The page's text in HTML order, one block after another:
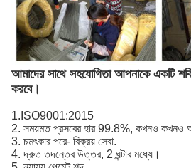
আমাদের সাথে সহযোগিতা আপনাকে একটি
করবে।
1.ISO9001:2015
2. সময়মত প্রসবের হার 99.8%, কখনও কখনও
3. চমৎকার পরে- বিক্রয় সেবা.
4. দ্রুত তদন্তের উত্তর, 2 ঘন্টার মধ্যে।